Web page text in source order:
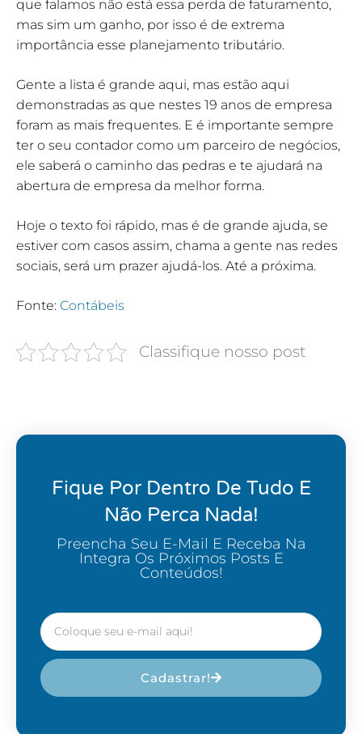
que falamos não está essa perda de faturamento,
mas sim um ganho, por isso é de extrema
importância esse planejamento tributário.
Gente a lista é grande aqui, mas estão aqui
demonstradas as que nestes 19 anos de empresa
foram as mais frequentes. E é importante sempre
ter o seu contador como um parceiro de negócios,
ele saberá o caminho das pedras e te ajudará na
abertura de empresa da melhor forma.
Hoje o texto foi rápido, mas é de grande ajuda, se
estiver com casos assim, chama a gente nas redes
sociais, será um prazer ajudá-los. Até a próxima.
Fonte: Contábeis
Classifique nosso post
Fique Por Dentro De Tudo E
Não Perca Nada!
Preencha Seu E-Mail E Receba Na
Integra Os Próximos Posts E
Conteúdos!
Cadastrar!